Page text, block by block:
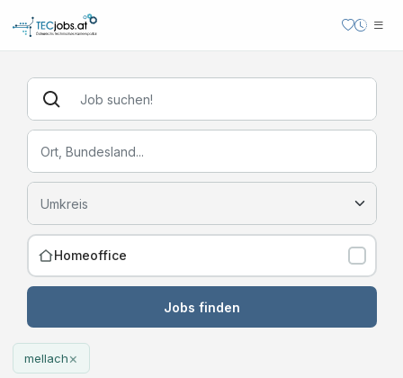
Homeoffice
Jobs finden
mellach×